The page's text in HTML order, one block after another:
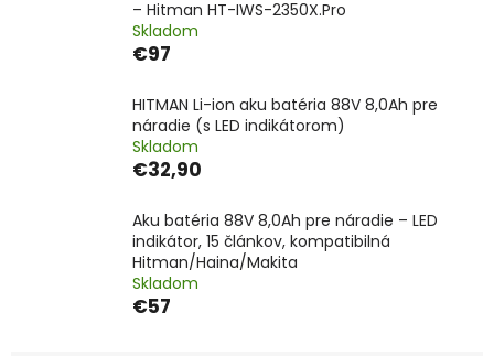
– Hitman HT-IWS-2350X.Pro
Skladom
€97
HITMAN Li-ion aku batéria 88V 8,0Ah pre
náradie (s LED indikátorom)
Skladom
€32,90
Aku batéria 88V 8,0Ah pre náradie – LED
indikátor, 15 článkov, kompatibilná
Hitman/Haina/Makita
Skladom
€57